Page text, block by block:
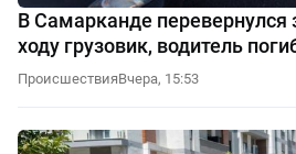
В Самарканде перевернулся
ходу грузовик, водитель
ПроисшествияВчера, 15:53